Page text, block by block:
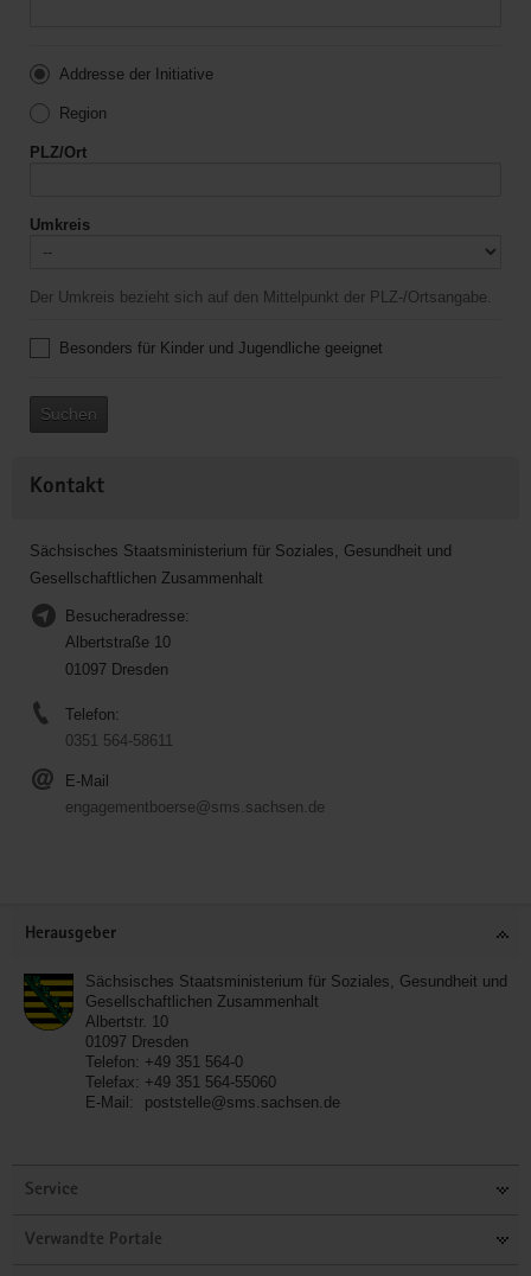
Addresse der Initiative
Region
PLZ/Ort
Umkreis
Der Umkreis bezieht sich auf den Mittelpunkt der PLZ-/Ortsangabe.
Besonders für Kinder und Jugendliche geeignet
Suchen
Kontakt
Sächsisches Staatsministerium für Soziales, Gesundheit und
Gesellschaftlichen Zusammenhalt
Besucheradresse:
Albertstraße 10
01097 Dresden
Telefon:
0351 564-58611
E-Mail
engagementboerse@sms.sachsen.de
Herausgeber
Sächsisches Staatsministerium für Soziales, Gesundheit und
Gesellschaftlichen Zusammenhalt
Albertstr. 10
01097 Dresden
Telefon: +49 351 564-0
Telefax: +49 351 564-55060
E-Mail:
poststelle@sms.sachsen.de
Service
Verwandte Portale